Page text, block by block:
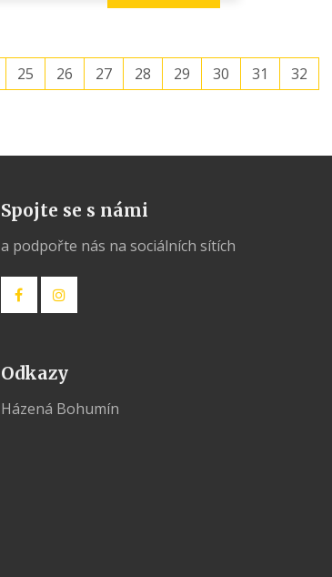
25 26 27 28 29 30 31
32
Spojte se s námi
a podpořte nás na sociálních sítích
Odkazy
Házená Bohumín